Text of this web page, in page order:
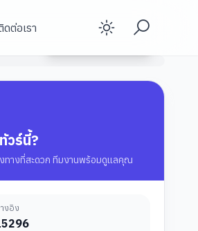
ดต่อเรา Enable
วร์นี้?
ทางที่สะดวก ทีมงานพร้อมดูแลคุณ
งอิง